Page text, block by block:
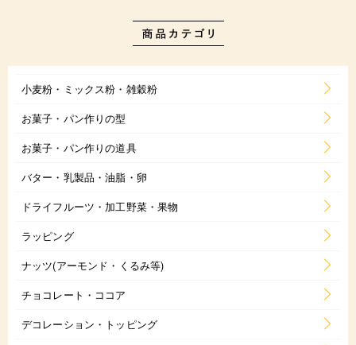
小麦粉・ミックス粉・雑穀粉
お菓子・パン作りの型
お菓子・パン作りの道具
バター・乳製品・油脂・卵
ドライフルーツ・加工野菜・果物
ラッピング
ナッツ(アーモンド・くるみ等)
チョコレート・ココア
デコレーション・トッピング